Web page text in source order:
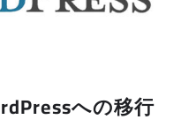
への移行